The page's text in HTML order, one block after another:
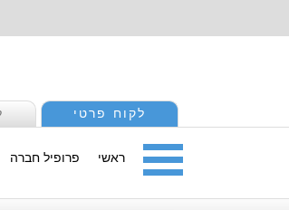
לקוח פרטי
ראשי פרופיל חברה